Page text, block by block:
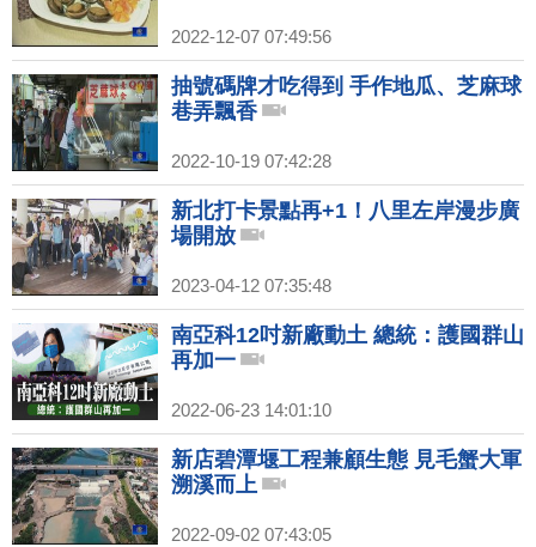
2022-12-07 07:49:56
抽號碼牌才吃得到 手作地瓜、芝麻球
巷弄飄香
2022-10-19 07:42:28
新北打卡景點再+1！八里左岸漫步廣
場開放
2023-04-12 07:35:48
南亞科12吋新廠動土 總統：護國群山
再加一
2022-06-23 14:01:10
新店碧潭堰工程兼顧生態 見毛蟹大軍
溯溪而上
2022-09-02 07:43:05